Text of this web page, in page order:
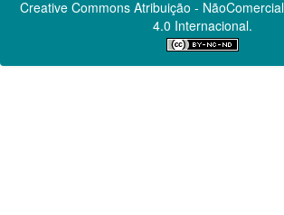
Creative CommonsAtribuição -
4.0 Internacional.